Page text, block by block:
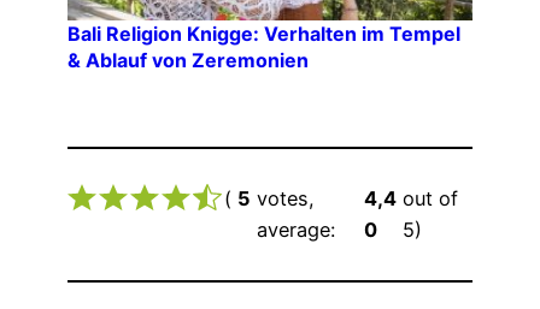
Bali Religion Knigge: Verhalten im Tempel
& Ablauf von Zeremonien
( 5 votes,
average:
4,4
0
out of
5)